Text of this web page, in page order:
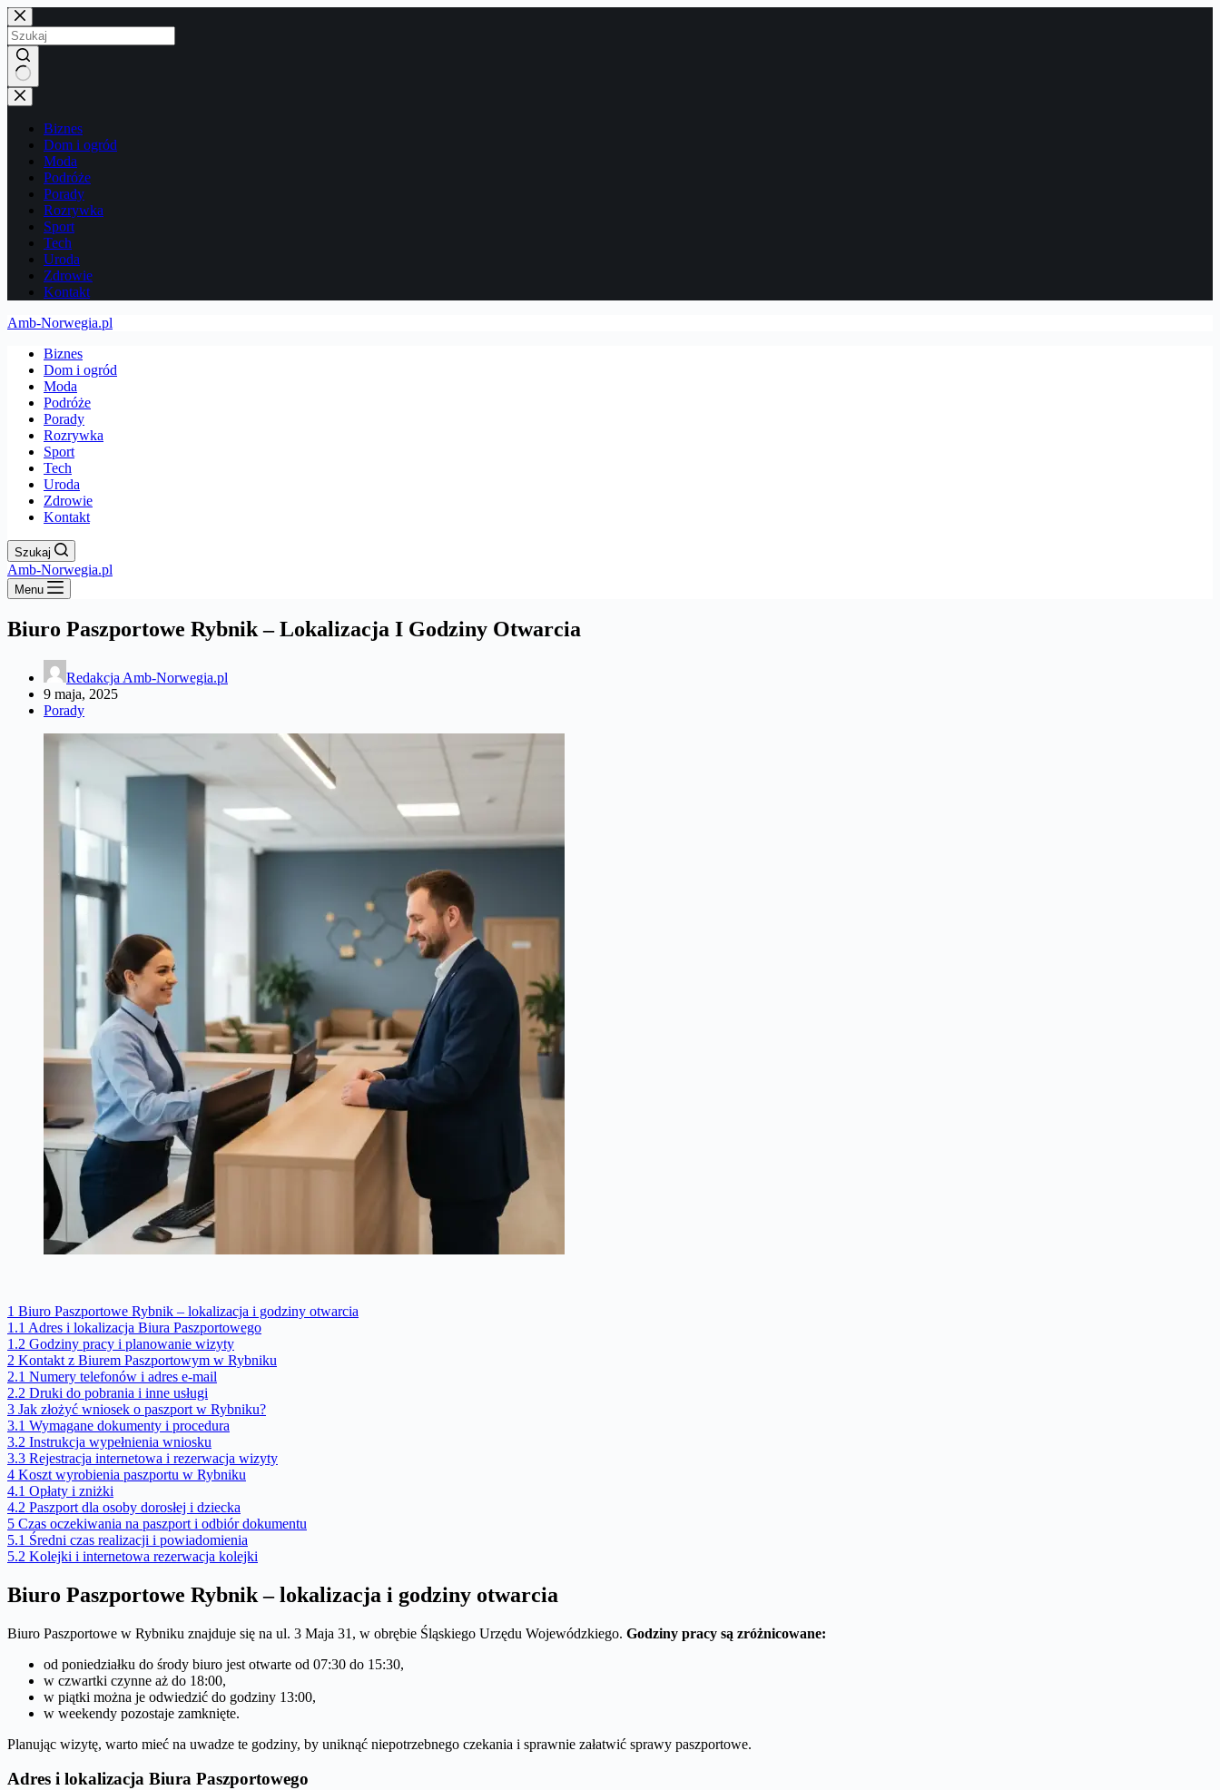
Przejdź
do
treści
Brak
wyników
Biznes
Dom i ogród
Moda
Podróże
Porady
Rozrywka
Sport
Tech
Uroda
Zdrowie
Kontakt
Amb-Norwegia.pl
Biznes
Dom i ogród
Moda
Podróże
Porady
Rozrywka
Sport
Tech
Uroda
Zdrowie
Kontakt
Szukaj
Amb-Norwegia.pl
Menu
Biuro Paszportowe Rybnik – Lokalizacja I Godziny Otwarcia
Redakcja Amb-Norwegia.pl
9 maja, 2025
Porady
1 Biuro Paszportowe Rybnik – lokalizacja i godziny otwarcia
1.1 Adres i lokalizacja Biura Paszportowego
1.2 Godziny pracy i planowanie wizyty
2 Kontakt z Biurem Paszportowym w Rybniku
2.1 Numery telefonów i adres e-mail
2.2 Druki do pobrania i inne usługi
3 Jak złożyć wniosek o paszport w Rybniku?
3.1 Wymagane dokumenty i procedura
3.2 Instrukcja wypełnienia wniosku
3.3 Rejestracja internetowa i rezerwacja wizyty
4 Koszt wyrobienia paszportu w Rybniku
4.1 Opłaty i zniżki
4.2 Paszport dla osoby dorosłej i dziecka
5 Czas oczekiwania na paszport i odbiór dokumentu
5.1 Średni czas realizacji i powiadomienia
5.2 Kolejki i internetowa rezerwacja kolejki
Biuro Paszportowe Rybnik – lokalizacja i godziny otwarcia
Biuro Paszportowe w Rybniku znajduje się na ul. 3 Maja 31, w obrębie Śląskiego Urzędu Wojewódzkiego. Godziny pracy są zróżnicowane:
od poniedziałku do środy biuro jest otwarte od 07:30 do 15:30,
w czwartki czynne aż do 18:00,
w piątki można je odwiedzić do godziny 13:00,
w weekendy pozostaje zamknięte.
Planując wizytę, warto mieć na uwadze te godziny, by uniknąć niepotrzebnego czekania i sprawnie załatwić sprawy paszportowe.
Adres i lokalizacja Biura Paszportowego